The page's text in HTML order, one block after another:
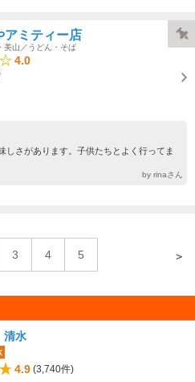
アミティー店
美山／うどん・そば
4.0
しさがあります。子供たちとよく行ってま
by rinaさん
3 4 5 ＞
水
4.9 (3,740件)